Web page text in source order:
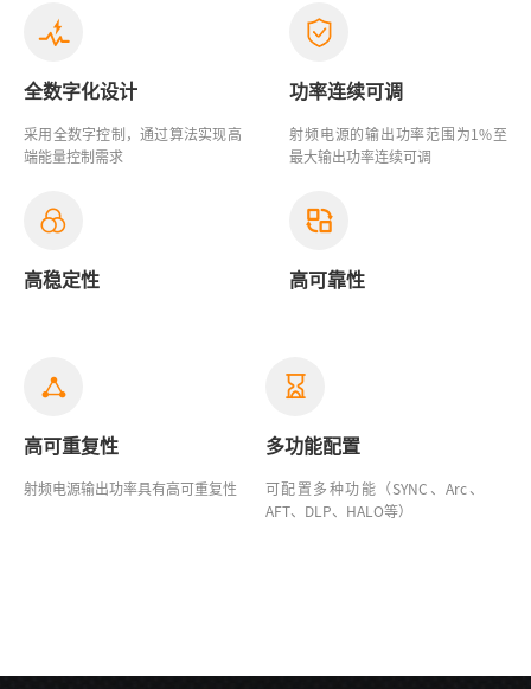
全数字化设计
采用全数字控制，通过算法实现高
端能量控制需求
功率连续可调
射频电源的输出功率范围为1%至
最大输出功率连续可调
高稳定性 高可靠性
高可重复性
射频电源输出功率具有高可重复性
多功能配置
可配置多种功能（SYNC、Arc、
AFT、DLP、HALO等）